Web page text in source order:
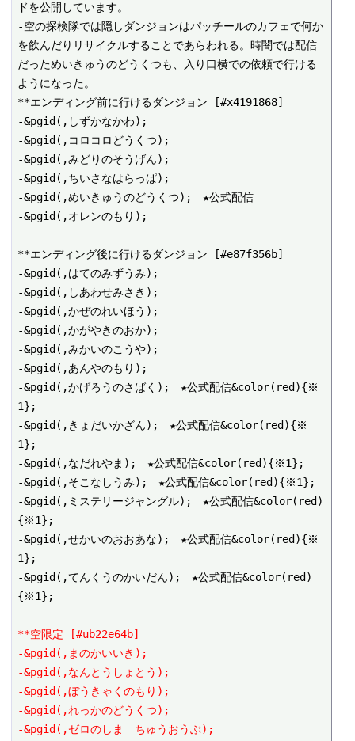
ドを公開しています。
-空の探検隊では隠しダンジョンはパッチールのカフェで何か
を飲んだりリサイクルすることであらわれる。時闇では配信
だっためいきゅうのどうくつも、入り口横での依頼で行ける
ようになった。
**エンディング前に行けるダンジョン [#x4191868]
-&pgid(,しずかなかわ);
-&pgid(,コロコロどうくつ);
-&pgid(,みどりのそうげん);
-&pgid(,ちいさなはらっぱ);
-&pgid(,めいきゅうのどうくつ);　★公式配信
-&pgid(,オレンのもり);
**エンディング後に行けるダンジョン [#e87f356b]
-&pgid(,はてのみずうみ);
-&pgid(,しあわせみさき);
-&pgid(,かぜのれいほう);
-&pgid(,かがやきのおか);
-&pgid(,みかいのこうや);
-&pgid(,あんやのもり);
-&pgid(,かげろうのさばく);　★公式配信&color(red){※
1};
-&pgid(,きょだいかざん);　★公式配信&color(red){※
1};
-&pgid(,なだれやま);　★公式配信&color(red){※1};
-&pgid(,そこなしうみ);　★公式配信&color(red){※1};
-&pgid(,ミステリージャングル);　★公式配信&color(red)
{※1};
-&pgid(,せかいのおおあな);　★公式配信&color(red){※
1};
-&pgid(,てんくうのかいだん);　★公式配信&color(red)
{※1};
**空限定 [#ub22e64b]
-&pgid(,まのかいいき);
-&pgid(,なんとうしょとう);
-&pgid(,ぼうきゃくのもり);
-&pgid(,れっかのどうくつ);
-&pgid(,ゼロのしま　ちゅうおうぶ);